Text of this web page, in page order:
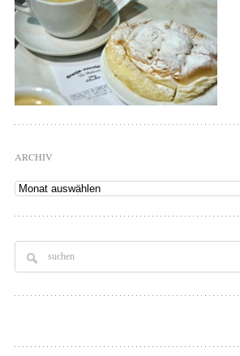
ARCHIV
Archiv